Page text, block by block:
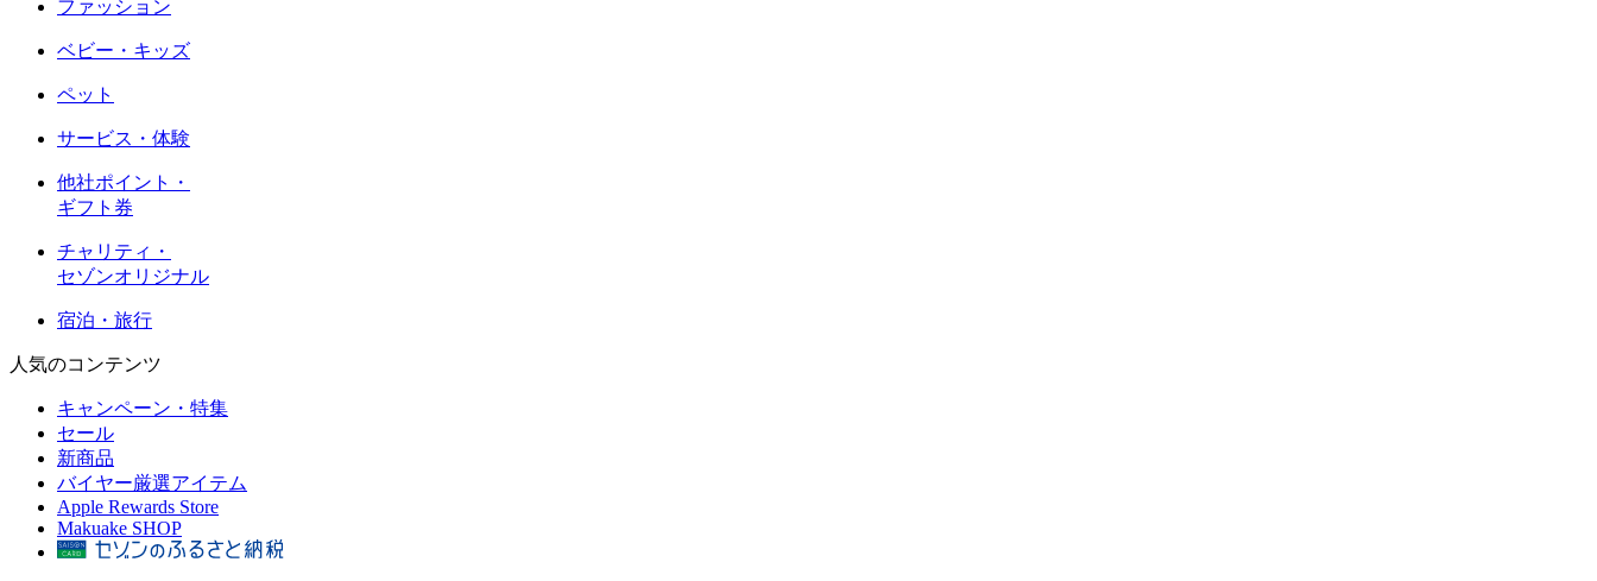
ファッション
ベビー・キッズ
ペット
サービス・体験
他社ポイント・
ギフト券
チャリティ・
セゾンオリジナル
宿泊・旅行
人気のコンテンツ
キャンペーン・特集
セール
新商品
バイヤー厳選アイテム
Apple Rewards Store
Makuake SHOP